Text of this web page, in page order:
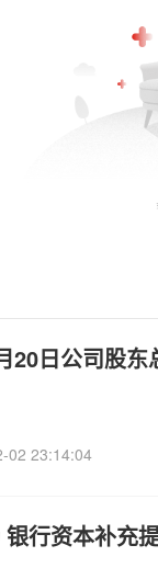
20日公司股东
02 23:14:04
行资本补充